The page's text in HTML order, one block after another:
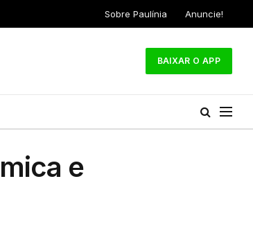
Sobre Paulínia Anuncie!
BAIXAR O APP
e